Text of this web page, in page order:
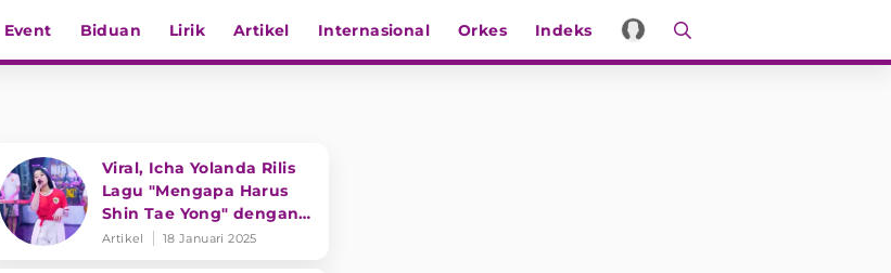
Event Biduan Lirik Artikel Internasional Orkes Indeks
Viral, Icha Yolanda Rilis
Lagu "Mengapa Harus
Shin Tae Yong" dengan
Genre Musik PopDut
Artikel 18 Januari 2025